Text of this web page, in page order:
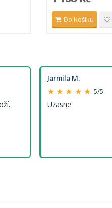
Do košíku
Jarmila M.
★ ★ ★ ★ ★ 5/5
Uzasne